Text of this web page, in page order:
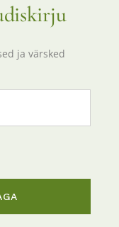
ja värsked